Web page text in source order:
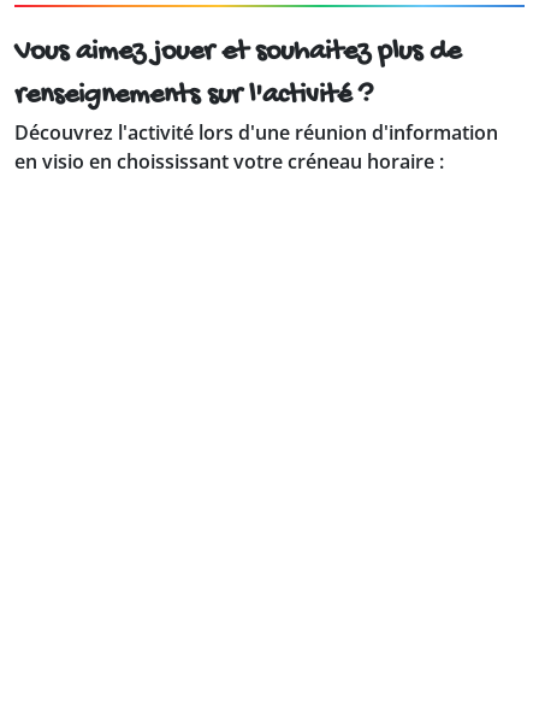
Vous aimez jouer et souhaitez plus de
renseignements sur l'activité ?
Découvrez l'activité lors d'une réunion d'information
en visio en choississant votre créneau horaire :